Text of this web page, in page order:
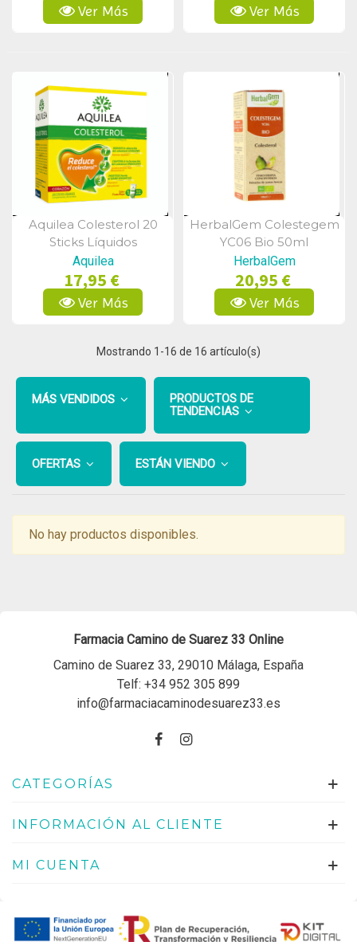
Ver Más Ver Más
Vista Rápida
Aquilea Colesterol 20
Sticks Líquidos
Aquilea
17,95 €
Ver Más
Vista Rápida
HerbalGem Colestegem
YC06 Bio 50ml
HerbalGem
20,95 €
Ver Más
Mostrando 1 -16 de 16 artículo(s)
MÁS VENDIDOS
PRODUCTOS DE
TENDENCIAS
OFERTAS ESTÁN VIENDO
No hay productos disponibles.
Farmacia Camino de Suarez 33 Online
Camino de Suarez 33, 29010 Málaga, España
Telf: +34 952 305 899
info@farmaciacaminodesuarez33.es
CATEGORÍAS
INFORMACIÓN AL CLIENTE
MI CUENTA